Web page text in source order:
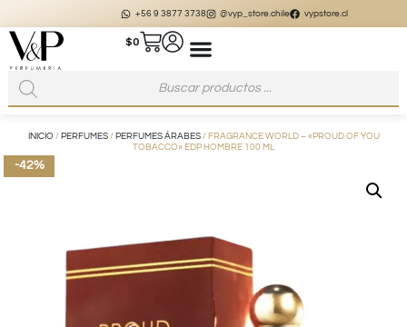
+56 9 3877 3738 @vyp_store.chile vypstore.cl
$0
INICIO / PERFUMES/ PERFUMES ÁRABES/ FRAGRANCE WORLD – «PROUD OF YOU
TOBACCO» EDP HOMBRE 100 ML
-42%